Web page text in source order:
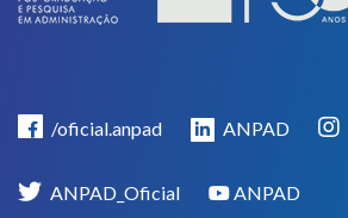
/oficial.anpad ANPAD
ANPAD_Oficial ANPAD